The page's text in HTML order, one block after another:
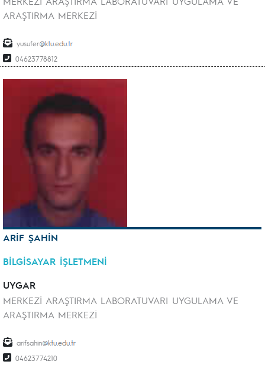
ARAŞTIRMA MERKEZİ
yusufer
04623778812
ARİF ŞAHİN
BİLGİSAYAR İŞLETMENİ
UYGAR
MERKEZİ ARAŞTIRMA LABORATUVARI UYGULAMA VE
ARAŞTIRMA MERKEZİ
arifsahin
04623774210